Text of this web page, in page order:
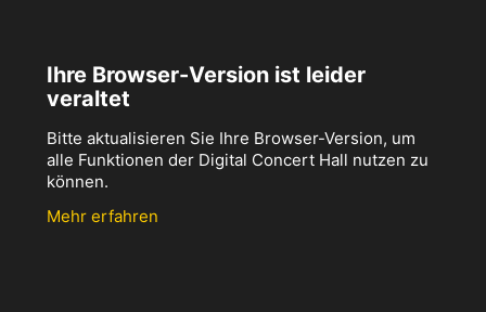
Ihre Browser-Version ist leider
veraltet
Bitte aktualisieren Sie Ihre Browser-Version, um
alle Funktionen der Digital Concert Hall nutzen zu
können.
Mehr erfahren